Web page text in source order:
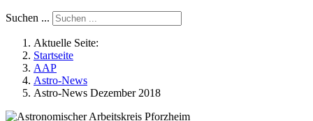
Suchen ...
Aktuelle Seite:
Startseite
AAP
Astro-News
Astro-News Dezember 2018